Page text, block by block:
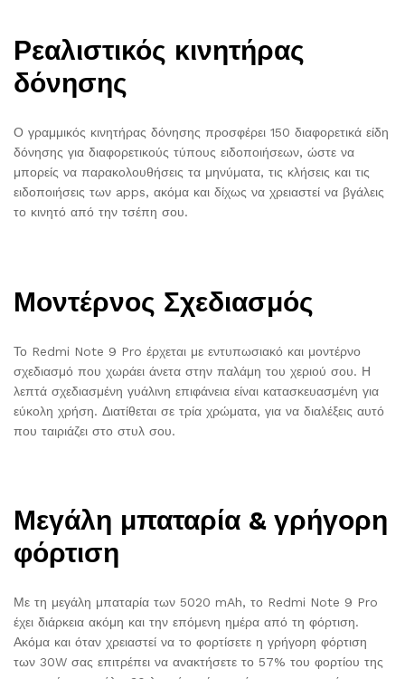
Ρεαλιστικός κινητήρας
δόνησης
Ο γραμμικός κινητήρας δόνησης προσφέρει 150 διαφορετικά είδη
δόνησης για διαφορετικούς τύπους ειδοποιήσεων, ώστε να
μπορείς να παρακολουθήσεις τα μηνύματα, τις κλήσεις και τις
ειδοποιήσεις των apps, ακόμα και δίχως να χρειαστεί να βγάλεις
το κινητό από την τσέπη σου.
Μοντέρνος Σχεδιασμός
Το Redmi Note 9 Pro έρχεται με εντυπωσιακό και μοντέρνο
σχεδιασμό που χωράει άνετα στην παλάμη του χεριού σου. Η
λεπτά σχεδιασμένη γυάλινη επιφάνεια είναι κατασκευασμένη για
εύκολη χρήση. Διατίθεται σε τρία χρώματα, για να διαλέξεις αυτό
που ταιριάζει στο στυλ σου.
Μεγάλη μπαταρία & γρήγορη
φόρτιση
Με τη μεγάλη μπαταρία των 5020 mAh, το Redmi Note 9 Pro
έχει διάρκεια ακόμη και την επόμενη ημέρα από τη φόρτιση.
Ακόμα και όταν χρειαστεί να το φορτίσετε η γρήγορη φόρτιση
των 30W σας επιτρέπει να ανακτήσετε το 57% του φορτίου της